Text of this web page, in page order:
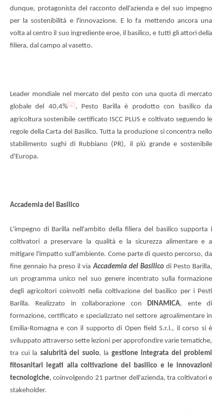
dunque, protagonista del racconto dell'azienda e del suo impegno
per la sostenibilità e l'innovazione. E lo fa mettendo ancora una
volta al centro il suo ingrediente eroe, il basilico, e tutti gli attori della
filiera, dal campo al vasetto.
Leader mondiale nel mercato del pesto con una quota di mercato
globale del 40,4% [2] , Pesto Barilla è prodotto con basilico da
agricoltura sostenibile certificato ISCC PLUS e coltivato seguendo le
regole della Carta del Basilico. Tutta la produzione si concentra nello
stabilimento sughi di Rubbiano (PR), il più grande e sostenibile
d'Europa.
Accademia del Basilico
L'impegno di Barilla nell'ambito della filiera del basilico supporta i
coltivatori a preservare la qualità e la sicurezza alimentare e a
mitigare l'impatto sull'ambiente. Come parte di questo percorso, da
fine gennaio ha preso il viaAccademia del Basilicodi Pesto Barilla,
un programma unico nel suo genere incentrato sulla formazione
degli agricoltori coinvolti nella coltivazione del basilico per i Pesti
Barilla. Realizzato in collaborazione conDINAMICA, ente di
formazione, certificato e specializzato nel settore agroalimentare in
Emilia-Romagna e con il supporto di Open field S.r.l., il corso si è
sviluppato attraverso sette lezioni per approfondire varie tematiche,
tra cui la salubrità del suolo, la gestione integrata dei problemi
fitosanitari legati alla coltivazione del basilico e le innovazioni
tecnologiche, coinvolgendo 21 partner dell'azienda, tra coltivatori e
stakeholder.